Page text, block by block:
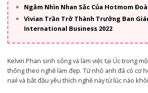
Ngắm Nhìn Nhan Sắc Của Hotmom
Vivian Trần Trở Thành Trưởng Ban
International Business 2022
Kelvin Phan sinh sống và làm việc tại Úc trong
thống theo nghề làm đẹp. Từ nhỏ anh đã có cơ
nail và bắt đầu yêu thích nghề này từ lúc nào